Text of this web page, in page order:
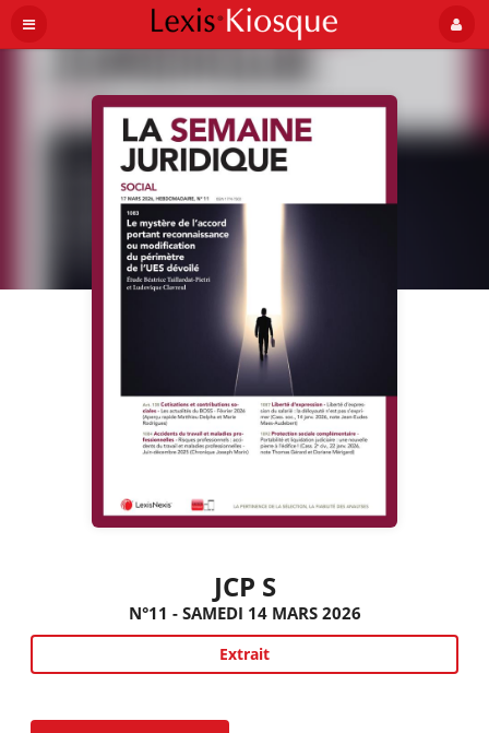
JCP S
N°11 - SAMEDI 14 MARS 2026
Extrait